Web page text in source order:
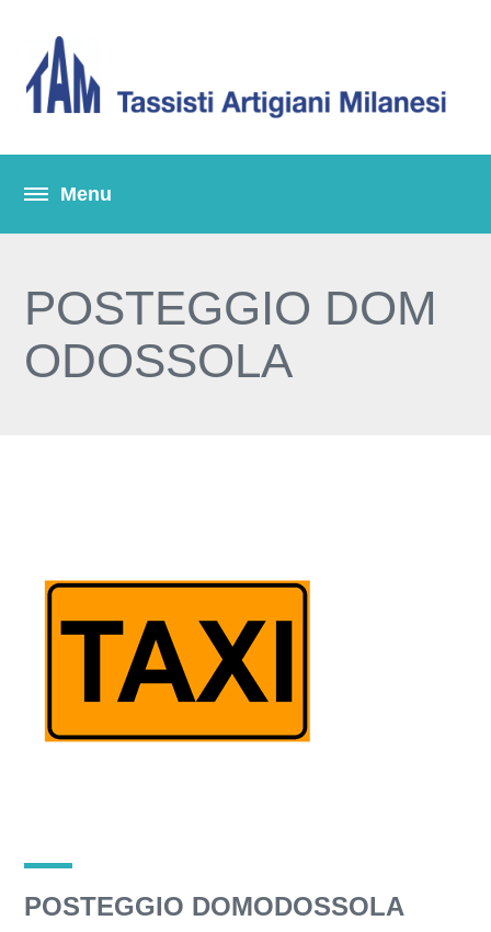
POSTEGGIO DOM
ODOSSOLA
POSTEGGIO DOMODOSSOLA